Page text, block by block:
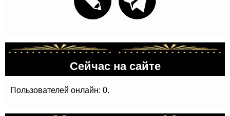
Сейчас на сайте
Пользователей онлайн: 0.